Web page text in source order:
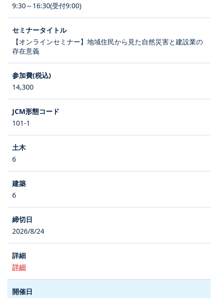
9:30～16:30(受付9:00)
【オンラインセミナー】地域住民から見た自然災害と建設業の
存在意義
14,300
101-1
6
6
2026/8/24
詳細